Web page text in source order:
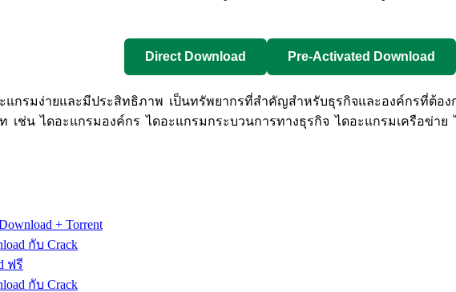
Direct Download Pre-Activated Download
แกรมง่ายและมีประสิทธิภาพ เป็นทรัพยากรที่สำคัญสำหรับธุรกิจและองค์กรที่ต้อ
เช่น ไดอะแกรมองค์กร ไดอะแกรมกระบวนการทางธุรกิจ ไดอะแกรมเครือข่
+ Torrent
กับ Crack
ฟรี
กับ Crack